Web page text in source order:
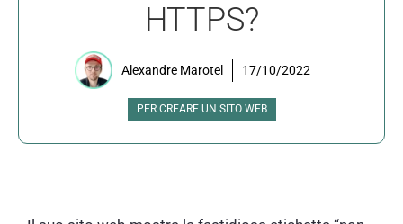
HTTPS?
Alexandre Marotel 17/10/2022
PER CREARE UN SITO WEB